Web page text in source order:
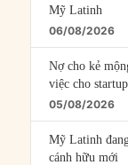
Mỹ Latinh
06/08/2026
Nợ cho kẻ
việc cho
05/08/2026
Mỹ Latinh
cánh hữu mới